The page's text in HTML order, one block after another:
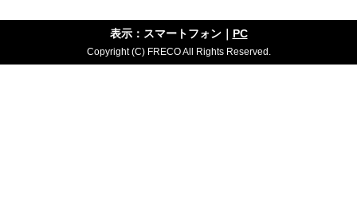
表示：スマートフォン｜ PC
Copyright (C) FRECO All Rights Reserved.